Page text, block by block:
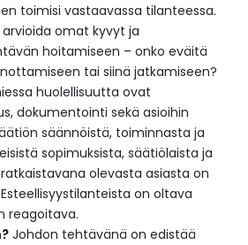
toimisi vastaavassa tilanteessa.
omat kyvyt ja
hoitamiseen – onko eväitä
tai siinä jatkamiseen?
huolellisuutta ovat
dokumentointi sekä asioihin
säännöistä, toiminnasta ja
sopimuksista, säätiölaista ja
olevasta asiasta on
on oltava
reagoitava.
Johdon tehtävänä on edistää